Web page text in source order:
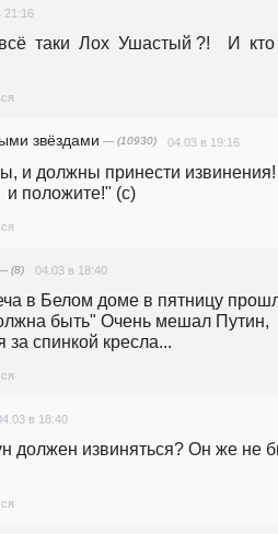
21:16
таки  Лох  Ушастый ?!    И  кто
звёздами — (10930) 04.03 в 19:16
и должны принести извинения!
и положите!" (с)
(8) 04.03 в 18:40
в Белом доме в пятницу
быть" Очень мешал Путин,
за спинкой кресла...
в 18:40
должен извиняться? Он же не